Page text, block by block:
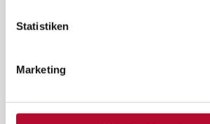
Statistiken
Marketing